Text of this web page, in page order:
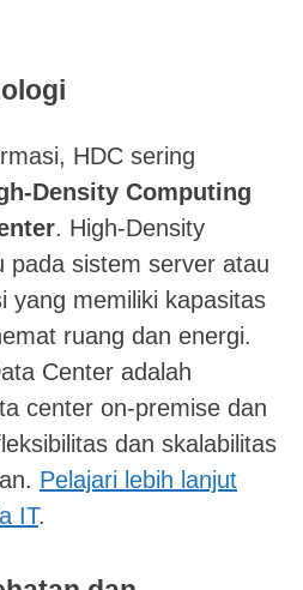
HDC sering
Density Computing
. High-Density
pada sistem server atau
yang memiliki kapasitas
ruang dan energi.
Center adalah
center on-premise dan
dan skalabilitas
Pelajari lebih lanjut
IT.